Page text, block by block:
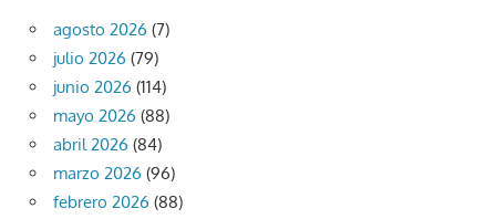
agosto 2026 (7)
julio 2026 (79)
junio 2026 (114)
mayo 2026 (88)
abril 2026 (84)
marzo 2026 (96)
febrero 2026 (88)